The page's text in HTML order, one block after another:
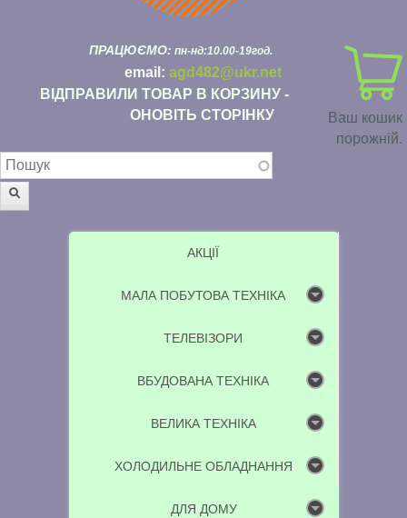
Ваш кошик
порожній.
ПРАЦЮЄМО: пн-нд:10.00-19год.
email: agd482@ukr.net
ВІДПРАВИЛИ ТОВАР В КОРЗИНУ -
ОНОВІТЬ СТОРІНКУ
Пошукова форма
АКЦІЇ
МАЛА ПОБУТОВА ТЕХНІКА
ТЕЛЕВІЗОРИ
ВБУДОВАНА ТЕХНІКА
ВЕЛИКА ТЕХНІКА
ХОЛОДИЛЬНЕ ОБЛАДНАННЯ
ДЛЯ ДОМУ